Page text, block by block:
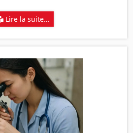
Lire la suite…